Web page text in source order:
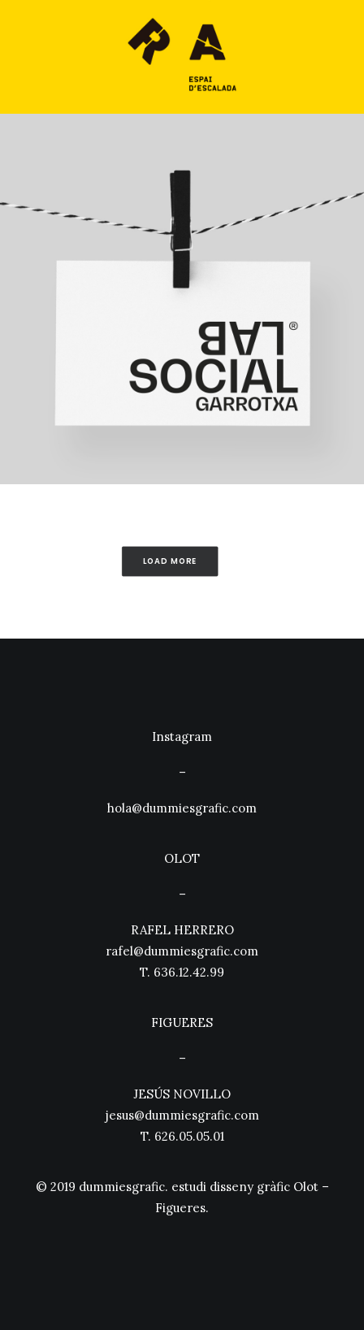
LOAD MORE
© 2019 dummiesgrafic. estudi disseny gràfic Olot –
Figueres.
Instagram
–
hola@dummiesgrafic.com
OLOT
–
RAFEL HERRERO
rafel@dummiesgrafic.com
T. 636.12.42.99
FIGUERES
–
JESÚS NOVILLO
jesus@dummiesgrafic.com
T. 626.05.05.01